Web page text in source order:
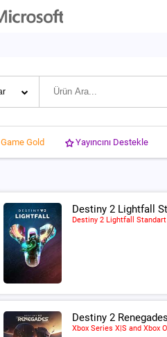
Game Gold Yayıncını Destekle
Destiny 2 Lightfall
Destiny 2 Lightfall Standart
Destiny 2
Xbox Series X|S and Xbox